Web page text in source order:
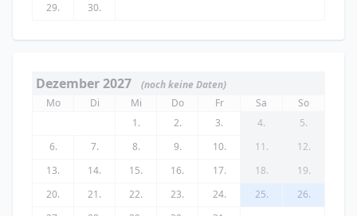
29.
30.
Dezember 2027
(noch keine Daten)
Mo
Di Mi Do Fr Sa
So
1.
2. 3. 4.
5.
6.
7. 8. 9. 10. 11.
12.
13.
14. 15. 16. 17. 18.
19.
20.
21. 22. 23. 24. 25.
26.